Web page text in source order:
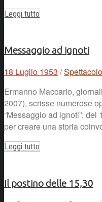
Leggi tutto
Messaggio ad ignoti
18 Luglio 1953 /Spettacolo
Ermanno Maccario,
2007), scrisse numerose
“Messaggio ad ignoti”,
per creare una storia
Leggi tutto
Il postino delle 15,30